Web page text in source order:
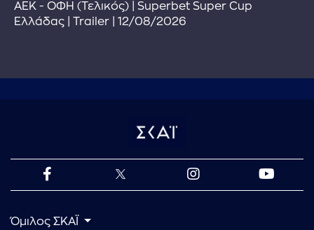
ΑΕΚ - ΟΦΗ (Τελικός) | Superbet Super Cup
Ελλάδας | Trailer | 12/08/2026
Όμιλος ΣΚΑΪ